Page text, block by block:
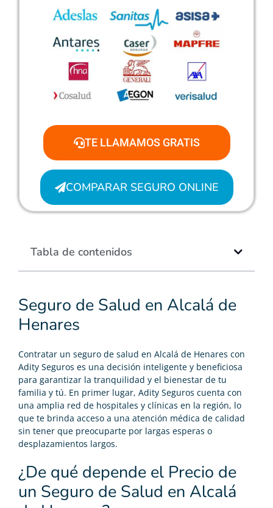
Seguro de Salud en Alcalá de
Henares
Contratar un seguro de salud en Alcalá de Henares con
Adity Seguros es una decisión inteligente y beneficiosa
para garantizar la tranquilidad y el bienestar de tu
familia y tú. En primer lugar, Adity Seguros cuenta con
una amplia red de hospitales y clínicas en la región, lo
que te brinda acceso a una atención médica de calidad
sin tener que preocuparte por largas esperas o
desplazamientos largos.
¿De qué depende el Precio de
un Seguro de Salud en Alcalá
TE LLAMAMOS GRATIS
COMPARAR SEGURO ONLINE
Tabla de contenidos